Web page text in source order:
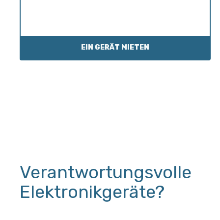
EIN GERÄT MIETEN
Verantwortungsvolle
Elektronikgeräte?